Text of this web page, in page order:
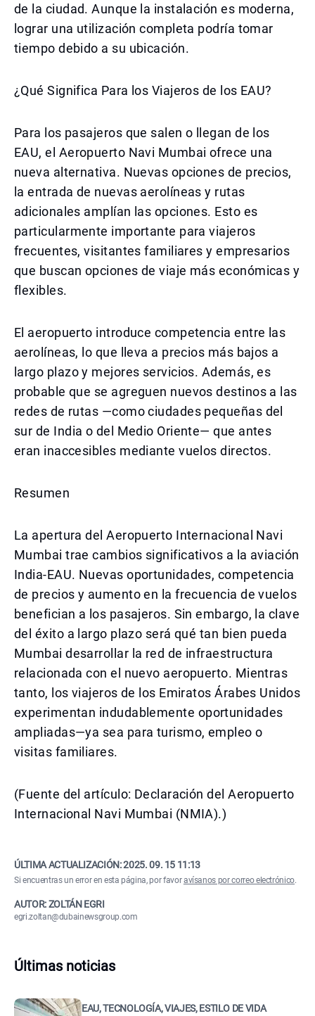
de la ciudad. Aunque la instalación es moderna,
lograr una utilización completa podría tomar
tiempo debido a su ubicación.
¿Qué Significa Para los Viajeros de los EAU?
Para los pasajeros que salen o llegan de los
EAU, el Aeropuerto Navi Mumbai ofrece una
nueva alternativa. Nuevas opciones de precios,
la entrada de nuevas aerolíneas y rutas
adicionales amplían las opciones. Esto es
particularmente importante para viajeros
frecuentes, visitantes familiares y empresarios
que buscan opciones de viaje más económicas y
flexibles.
El aeropuerto introduce competencia entre las
aerolíneas, lo que lleva a precios más bajos a
largo plazo y mejores servicios. Además, es
probable que se agreguen nuevos destinos a las
redes de rutas —como ciudades pequeñas del
sur de India o del Medio Oriente— que antes
eran inaccesibles mediante vuelos directos.
Resumen
La apertura del Aeropuerto Internacional Navi
Mumbai trae cambios significativos a la aviación
India-EAU. Nuevas oportunidades, competencia
de precios y aumento en la frecuencia de vuelos
benefician a los pasajeros. Sin embargo, la clave
del éxito a largo plazo será qué tan bien pueda
Mumbai desarrollar la red de infraestructura
relacionada con el nuevo aeropuerto. Mientras
tanto, los viajeros de los Emiratos Árabes Unidos
experimentan indudablemente oportunidades
ampliadas—ya sea para turismo, empleo o
visitas familiares.
(Fuente del artículo: Declaración del Aeropuerto
Internacional Navi Mumbai (NMIA).)
ÚLTIMA ACTUALIZACIÓN:2025. 09. 15 11:13
Si encuentras un error en esta página, por favoravísanos por correo electrónico.
AUTOR: ZOLTÁN EGRI
egri.zoltan@dubainewsgroup.com
Últimas noticias
EAU, TECNOLOGÍA, VIAJES, ESTILO DE VIDA